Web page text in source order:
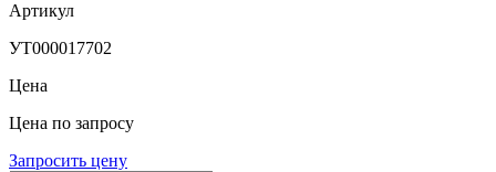
Артикул
УТ000017702
Цена
Цена по запросу
Запросить цену